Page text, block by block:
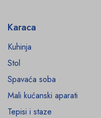
Karaca
Kuhinja
Stol
Spavaća soba
Mali kućanski aparati
Tepisi i staze